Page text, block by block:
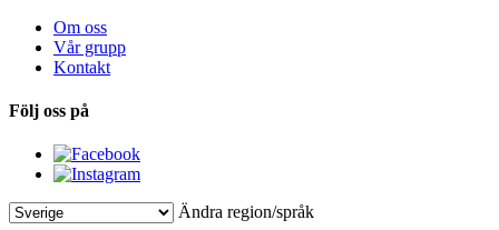
Om oss
Vår grupp
Kontakt
Följ oss på
Ändra region/språk